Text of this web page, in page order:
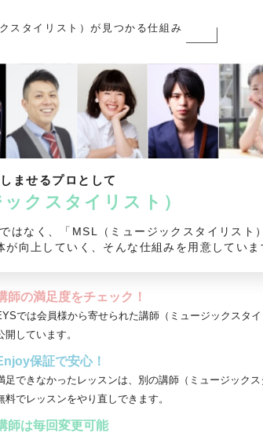
スタイリスト）が見つかる仕組み
ませるプロとして
クスタイリスト）
なく、「MSL（ミュージックスタイリスト
向上していく、そんな仕組みを用意していま
師の満足度をチェック！
では会員様から寄せられた講師（ミュージックスタ
開しています。
保証で安心！
足できなかったレッスンは、別の講師（ミュージック
料でレッスンをやり直しできます。
師は毎回変更可能